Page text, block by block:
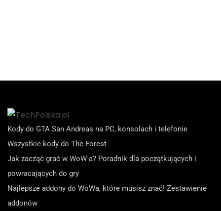
Kody do GTA San Andreas na PC, konsolach i telefonie
Wszystkie kody do The Forest
Jak zacząć grać w WoW-a? Poradnik dla początkujących i
powracających do gry
Najlepsze addony do WoWa, które musisz znać! Zestawienie
addonów